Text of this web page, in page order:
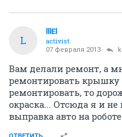
L
lllEl
activist
07 февраля 2013
Вам делали ремонт, а
ремонтировать
ремонтировать, то
окраска... Отсюда я и
выправка авто на